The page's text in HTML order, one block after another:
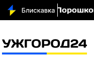
у Порошкові